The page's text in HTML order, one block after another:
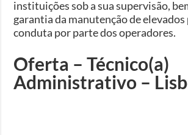
instituições sob a sua supervisão,
garantia da manutenção de elevados
conduta por parte dos operadores.
Oferta – Técnico(a)
Administrativo –